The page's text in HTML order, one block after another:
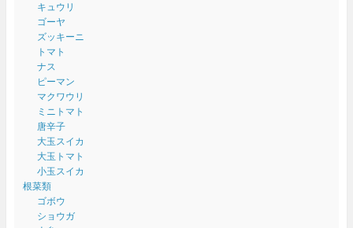
キュウリ
ゴーヤ
ズッキーニ
トマト
ナス
ピーマン
マクワウリ
ミニトマト
唐辛子
大玉スイカ
大玉トマト
小玉スイカ
根菜類
ゴボウ
ショウガ